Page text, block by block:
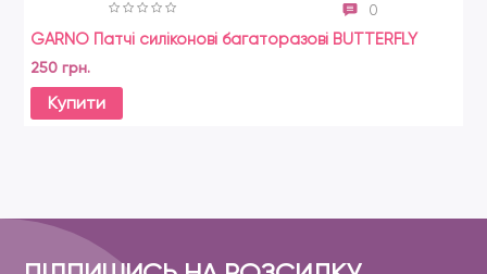
0
GARNO Патчі силіконові багаторазові BUTTERFLY
250 грн.
Купити